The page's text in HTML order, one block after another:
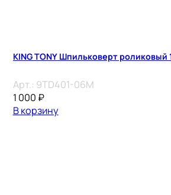
KING TONY Шпильковерт роликовый
Арт.: 9TD401-06M
1 000 ₽
В корзину